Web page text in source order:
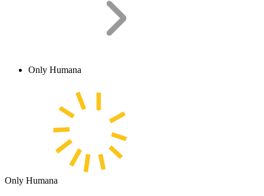
Only Humana
Only Humana